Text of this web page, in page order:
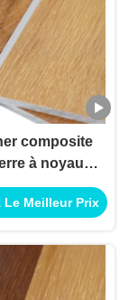
composite
à noyau
à
l'eau
Le Meilleur Prix